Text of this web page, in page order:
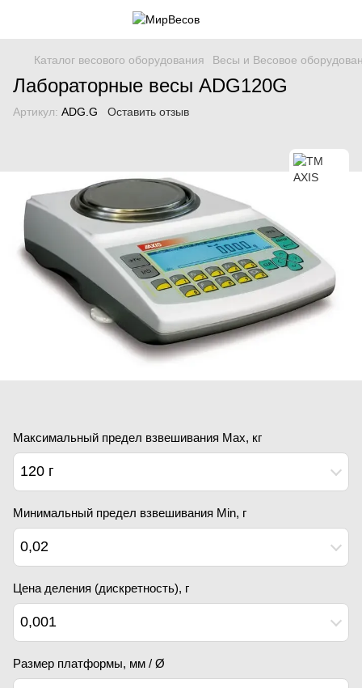
Каталог весового оборудования Весы и Весовое
Лабораторные весы ADG120G
Артикул: ADG.G Оставить отзыв
Максимальный предел взвешивания Мах, кг
120 г
Минимальный предел взвешивания Min, г
0,02
Цена деления (дискретность), г
0,001
Размер платформы, мм / Ø